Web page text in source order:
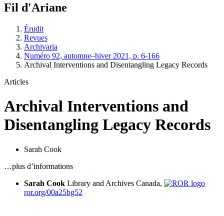
Fil d'Ariane
Érudit
Revues
Archivaria
Numéro 92, automne–hiver 2021, p. 6-166
Archival Interventions and Disentangling Legacy Records
Articles
Archival Interventions and
Disentangling Legacy Records
Sarah Cook
…plus d’informations
Sarah Cook Library and Archives Canada,
ror.org/00a25bg52